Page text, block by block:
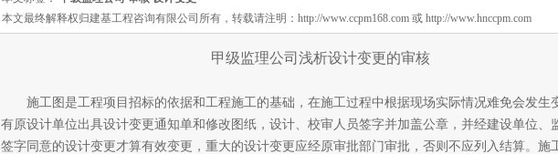
本文最终解释权归建基工程咨询有限公司所有，转载请注明：http://www.ccpm168.com 或 http://www.hnccpm.com
甲级监理公司浅析设计变更的审核
施工图是工程项目招标的依据和工程施工的基础，在施工过程中根据现场实际情况难免会发生
有原设计单位出具设计变更通知单和修改图纸，设计、校审人员签字并加盖公章，并经建设单位、
签字同意的设计变更才算有效变更，重大的设计变更应经原审批部门审批，否则不应列入结算。施